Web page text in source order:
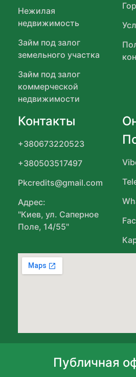
Нежилая
недвижимость
Займ под залог
земельного участка
Займ под залог
коммерческой
недвижимости
Контакты
+380673220523
+380503517497
Pkcredits@gmail.com
Адрес:
"Киев, ул. Саперное
Поле, 14/55"
Публичная